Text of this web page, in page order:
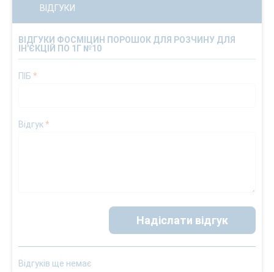
ВІДГУКИ
ВІДГУКИ ФОСМІЦИН ПОРОШОК ДЛЯ РОЗЧИНУ ДЛЯ
ІН'ЄКЦІЙ ПО 1Г №10
ПІБ *
Відгук*
Надіслати відгук
Відгуків ще немає